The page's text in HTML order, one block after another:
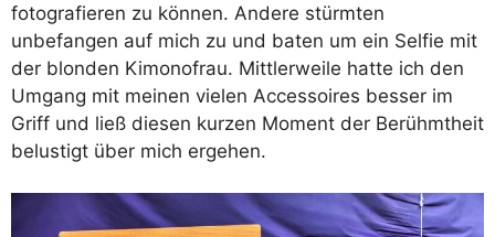
fotografieren zu können. Andere stürmten
unbefangen auf mich zu und baten um ein Selfie mit
der blonden Kimonofrau. Mittlerweile hatte ich den
Umgang mit meinen vielen Accessoires besser im
Griff und ließ diesen kurzen Moment der Berühmtheit
belustigt über mich ergehen.